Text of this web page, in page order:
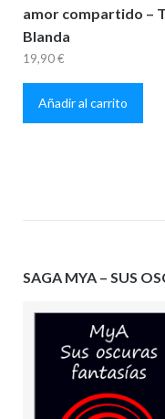
amor compartido –
Blanda
19,90€
Añadir al carrito
SAGA MYA – SUS